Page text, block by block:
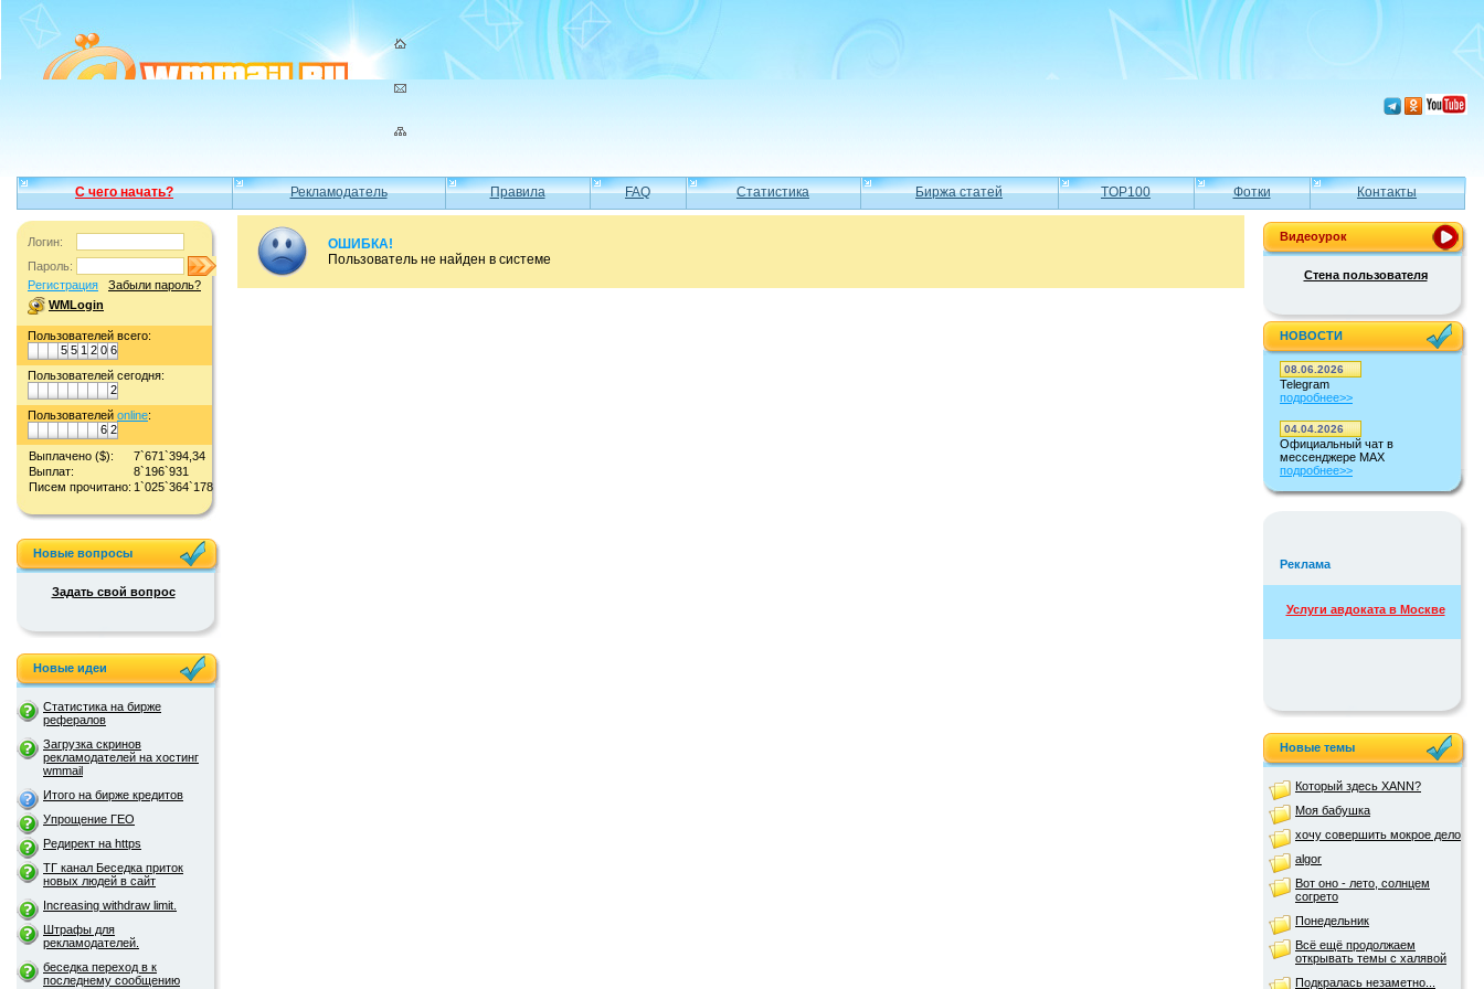
С чего начать? Рекламодатель Правила FAQ Статистика Биржа статей TOP100 Фотки Контакты
Логин:
Пароль:
Регистрация
Забыли пароль?
WMLogin
Пользователей всего:
5 5 1 2 0 6
Пользователей сегодня:
2
Пользователей online:
6 2
Выплачено ($):
7`671`394,34
Выплат:
8`196`931
Писем прочитано: 1`025`364`178
Новые вопросы
Задать свой вопрос
Новые идеи
Статистика на бирже
рефералов
Загрузка скринов
рекламодателей на хостинг
wmmail
Итого на бирже кредитов
Упрощение ГЕО
Редирект на https
ТГ канал Беседка приток
новых людей в сайт
Increasing withdraw limit.
Штрафы для
рекламодателей.
беседка переход в к
последнему сообщению
ОШИБКА!
Пользователь не найден в системе
Видеоурок
Стена пользователя
НОВОСТИ
08.06.2026
Telegram
подробнее>>
04.04.2026
Официальный чат в
мессенджере MAX
подробнее>>
Реклама
Услуги авдоката в Москве
Новые темы
Который здесь XANN?
Моя бабушка
хочу совершить мокрое дело
algor
Вот оно - лето, солнцем
согрето
Понедельник
Всё ещё продолжаем
открывать темы с халявой
Подкралась незаметно...